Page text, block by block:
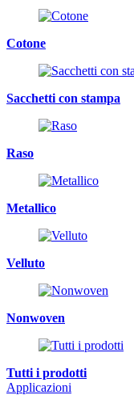
Cotone
Sacchetti con stampa
Raso
Metallico
Velluto
Nonwoven
Tutti i prodotti
Applicazioni